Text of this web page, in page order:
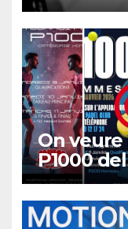
On veure
P1000